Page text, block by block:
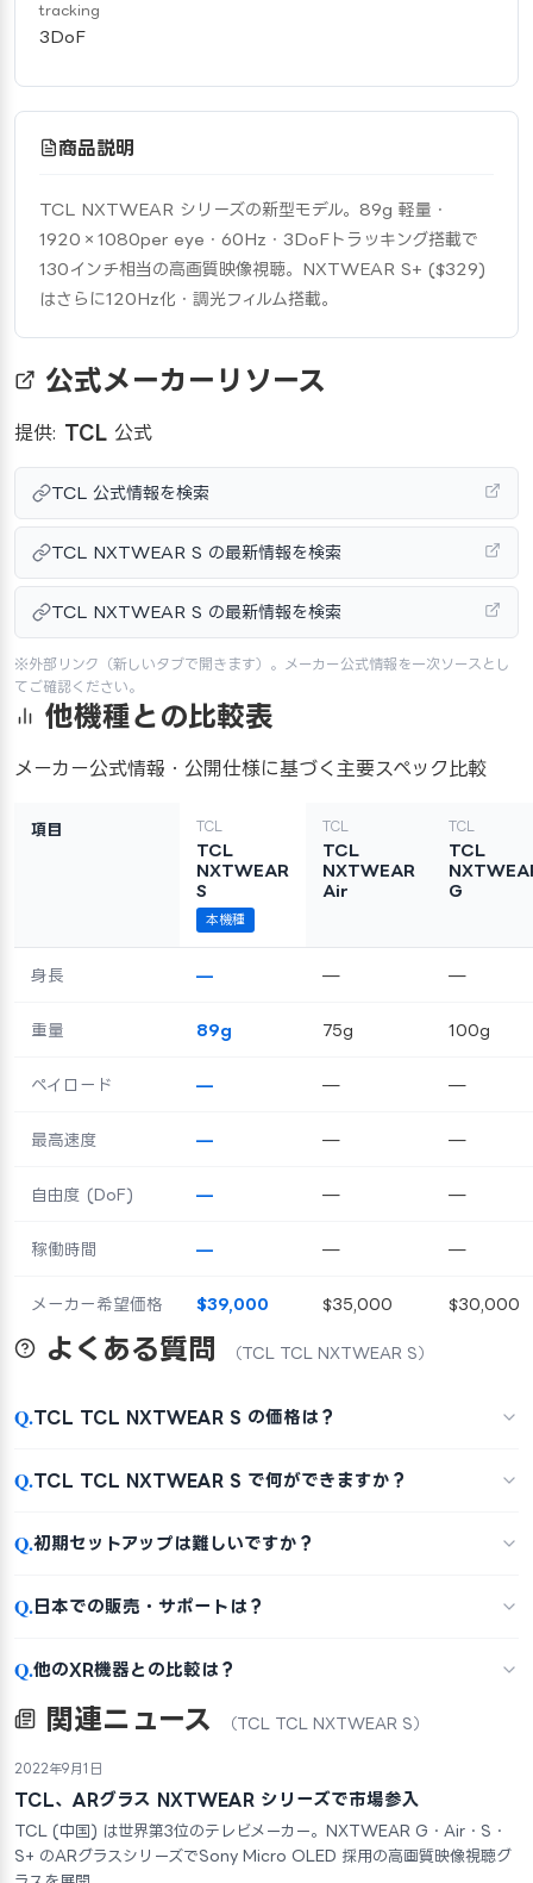
tracking
3DoF
商品説明
TCL NXTWEAR シリーズの新型モデル。89g 軽量・
1920×1080per eye・60Hz・3DoFトラッキング搭載で
130インチ相当の高画質映像視聴。NXTWEAR S+ ($329)
はさらに120Hz化・調光フィルム搭載。
公式メーカーリソース
提供: TCL 公式
TCL 公式情報を検索
TCL NXTWEAR S の最新情報を検索
TCL NXTWEAR S の最新情報を検索
※外部リンク（新しいタブで開きます）。メーカー公式情報を一次ソースとし
てご確認ください。
他機種との比較表
メーカー公式情報・公開仕様に基づく主要スペック比較
項目 TCL
TCL
NXTWEAR
S
本機種
TCL
TCL
NXTWEAR
Air
TCL
TCL
G
身長 — — —
重量 89g 75g 100g
ペイロード — — —
最高速度 — — —
自由度 (DoF) — — —
稼働時間 — — —
メーカー希望価格 $39,000 $35,000 $30,000
よくある質問 （TCL TCL NXTWEAR S）
Q.TCL TCL NXTWEAR S の価格は？
Q.TCL TCL NXTWEAR S で何ができますか？
Q.初期セットアップは難しいですか？
Q.日本での販売・サポートは？
Q.他のXR機器との比較は？
関連ニュース （TCL TCL NXTWEAR S）
2022年9月1日
TCL、ARグラス NXTWEAR シリーズで市場参入
TCL (中国) は世界第3位のテレビメーカー。NXTWEAR G・Air・S・
S+ のARグラスシリーズでSony Micro OLED 採用の高画質映像視聴グ